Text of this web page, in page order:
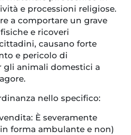
e processioni religiose.
a comportare un grave
e ricoveri
causano forte
e pericolo di
gli animali domestici a
nello specifico:
È severamente
forma ambulante e non)